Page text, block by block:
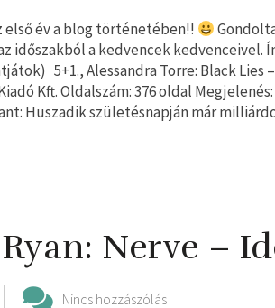
első év a blog történetében!!
időszakból a kedvencek kedvenceivel.
5+1., Alessandra Torre: Black Lies
Kft. Oldalszám: 376 oldal
Huszadik születésnapján már
Nerve –
Nincs hozzászólás